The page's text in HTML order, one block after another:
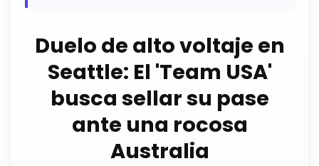
Duelo de alto voltaje en
Seattle: El 'Team USA'
busca sellar su pase
ante una rocosa
Australia